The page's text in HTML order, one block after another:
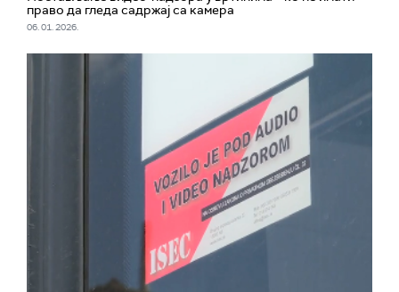
право да гледа садржај са камера
06. 01. 2026.